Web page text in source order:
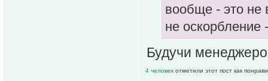
вообще - это не
не оскорбление
Будучи
4 человек отметили этот пост как